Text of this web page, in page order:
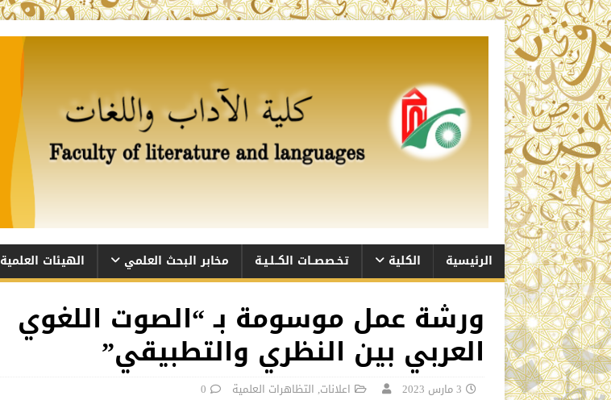
الرئيسية الكلية تخـصصــات الكــلـيـة مخابر البحث العلمي الهيئات العلمية
ورشة عمل موسومة بـ “الصوت اللغوي
العربي بين النظري والتطبيقي”
3 مارس 2023 اعلانات, التظاهرات العلمية 0